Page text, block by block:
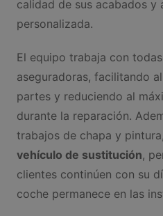
calidad de sus acabados y
personalizada.
El equipo trabaja con
aseguradoras, facilitando
partes y reduciendo al
durante la reparación.
trabajos de chapa y
vehículo de sustitución,
clientes continúen con su
coche permanece en las